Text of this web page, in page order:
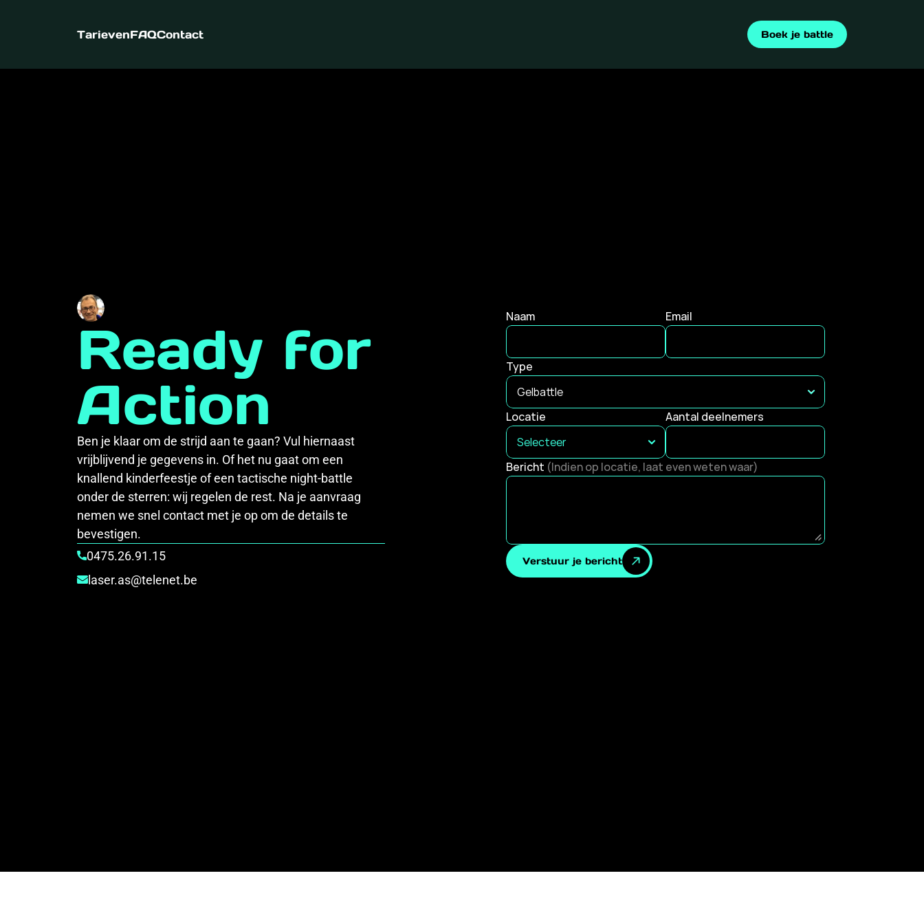
TarievenFAQContact Boek je battle
Ready for
Action
Ben je klaar om de strijd aan te gaan? Vul hiernaast
vrijblijvend je gegevens in. Of het nu gaat om een
knallend kinderfeestje of een tactische night-battle
onder de sterren: wij regelen de rest. Na je aanvraag
nemen we snel contact met je op om de details te
bevestigen.
0475.26.91.15
laser.as@telenet.be
Naam Email
Type
Locatie Aantal deelnemers
Bericht (Indien op locatie, laat even weten waar)
Verstuur je bericht